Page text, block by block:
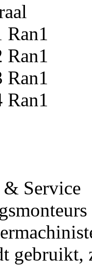
Service
gebruikt,